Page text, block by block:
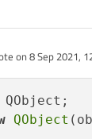
on8 Sep 2021,
edited by
QObject